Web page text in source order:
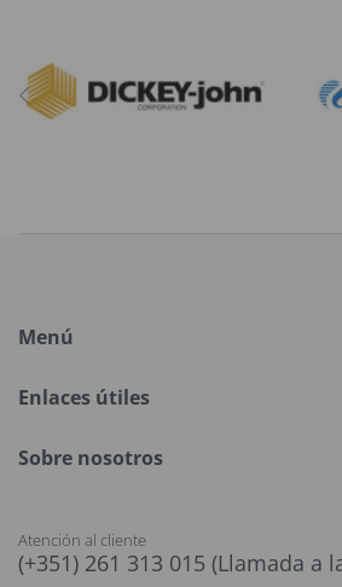
Menú
Enlaces útiles
Sobre nosotros
Atención al cliente
(+351) 261 313 015 (Llamada a